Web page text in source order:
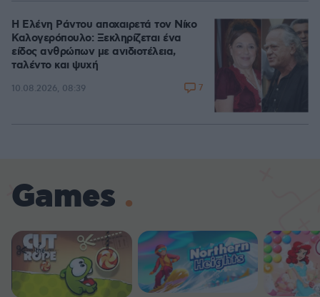
Η Ελένη Ράντου αποχαιρετά τον Νίκο
Καλογερόπουλο: Ξεκληρίζεται ένα
είδος ανθρώπων με ανιδιοτέλεια,
ταλέντο και ψυχή
10.08.2026, 08:39 7
Games